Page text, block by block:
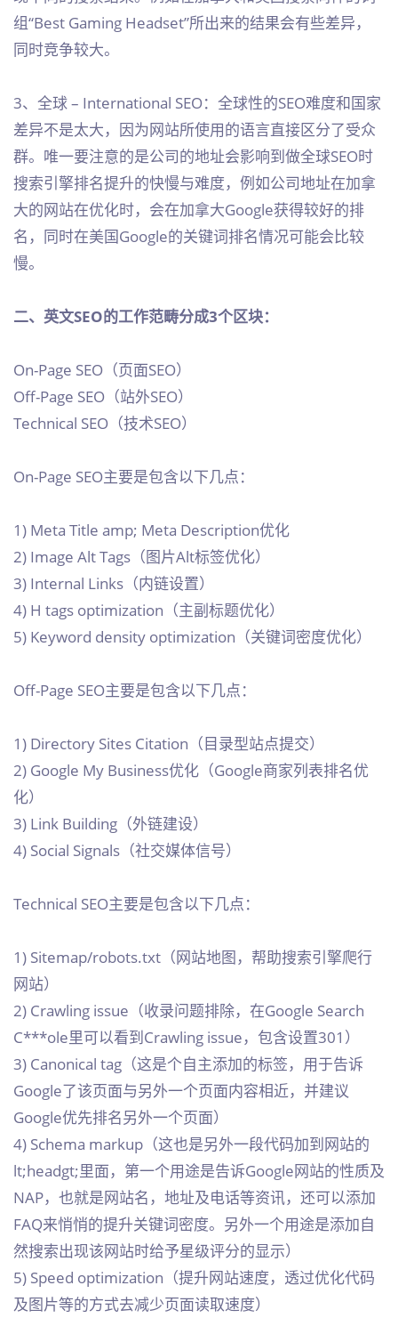
组“Best Gaming Headset”所出来的结果会有些差异，
同时竞争较大。
3、全球 – International SEO：全球性的SEO难度和国家
差异不是太大，因为网站所使用的语言直接区分了受众
群。唯一要注意的是公司的地址会影响到做全球SEO时
搜索引擎排名提升的快慢与难度，例如公司地址在加拿
大的网站在优化时，会在加拿大Google获得较好的排
名，同时在美国Google的关键词排名情况可能会比较
慢。
二、英文SEO的工作范畴分成3个区块：
On-Page SEO（页面SEO）
Off-Page SEO（站外SEO）
Technical SEO（技术SEO）
On-Page SEO主要是包含以下几点：
1) Meta Title amp; Meta Description优化
2) Image Alt Tags（图片Alt标签优化）
3) Internal Links（内链设置）
4) H tags optimization（主副标题优化）
5) Keyword density optimization（关键词密度优化）
Off-Page SEO主要是包含以下几点：
1) Directory Sites Citation（目录型站点提交）
2) Google My Business优化（Google商家列表排名优
化）
3) Link Building（外链建设）
4) Social Signals（社交媒体信号）
Technical SEO主要是包含以下几点：
1) Sitemap/robots.txt（网站地图，帮助搜索引擎爬行
网站）
2) Crawling issue（收录问题排除，在Google Search
C***ole里可以看到Crawling issue，包含设置301）
3) Canonical tag（这是个自主添加的标签，用于告诉
Google了该页面与另外一个页面内容相近，并建议
Google优先排名另外一个页面）
4) Schema markup（这也是另外一段代码加到网站的
lt;headgt;里面，第一个用途是告诉Google网站的性质及
NAP，也就是网站名，地址及电话等资讯，还可以添加
FAQ来悄悄的提升关键词密度。另外一个用途是添加自
然搜索出现该网站时给予星级评分的显示）
5) Speed optimization（提升网站速度，透过优化代码
及图片等的方式去减少页面读取速度）